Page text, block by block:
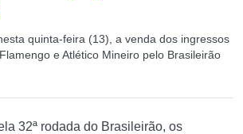
quinta-feira (13), a venda dos ingressos
e Atlético Mineiro pelo Brasileirão
32ª rodada do Brasileirão, os